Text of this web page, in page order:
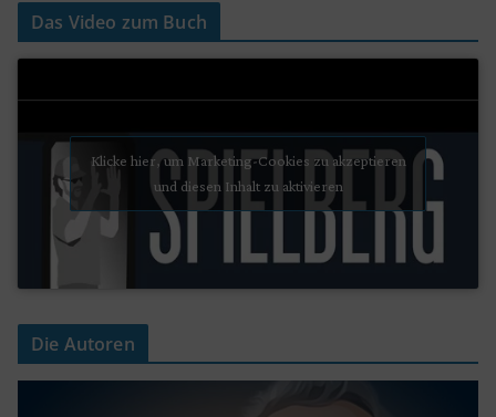
Das Video zum Buch
Klicke hier, um Marketing-Cookies zu akzeptieren
und diesen Inhalt zu aktivieren
Die Autoren